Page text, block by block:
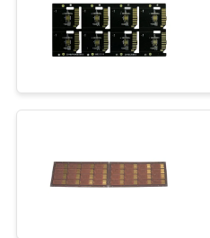
FÁBRICA
CONTROL
CALIDAD